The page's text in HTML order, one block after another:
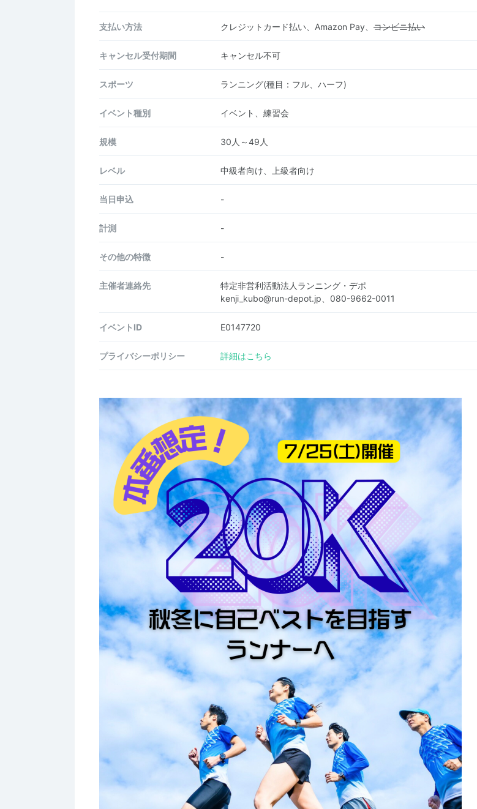
支払い方法 クレジットカード払い、Amazon Pay、 コンビニ払い
キャンセル受付期間 キャンセル不可
スポーツ ランニング(種目：フル、ハーフ)
イベント種別 イベント、練習会
規模 30人～49人
レベル 中級者向け、上級者向け
当日申込 -
計測 -
その他の特徴 -
主催者連絡先
特定非営利活動法人ランニング・デポ
kenji_kubo@run-depot.jp、080-9662-0011
イベントID E0147720
プライバシーポリシー 詳細はこちら